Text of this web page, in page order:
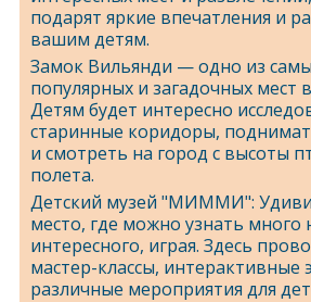
подарят яркие впечатления и
вашим детям.
Замок Вильянди — одно из
популярных и загадочных мест
Детям будет интересно
старинные коридоры,
и смотреть на город с высоты
полета.
Детский музей "МИММИ":
место, где можно узнать много
интересного, играя. Здесь
мастер-классы, интерактивные
различные мероприятия для